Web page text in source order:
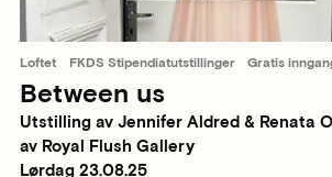
Loftet FKDS Stipendiatutstillinger Gratis
Between us
Utstilling av Jennifer Aldred & Renata
av Royal Flush Gallery
Lørdag 23.08.25